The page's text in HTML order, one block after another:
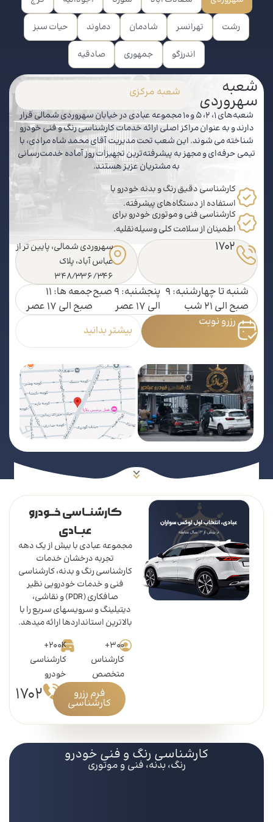
رشت تهرانسر شادمان دماوند حیات سبز
اندرزگو جمهوری صادقیه
شعبه
سهروردی شعبه مرکزی
شعبه‌های 1، 2، 5 و 10 مجموعه عبادی در خیابان سهروردی شمالی قرار
دارند و به عنوان مراکز اصلی ارائه خدمات کارشناسی رنگ و فنی خودرو
شناخته می شوند. این شعب تحت مدیریت آقای محمد شاه مرادی، با
تیمی حرفه‌ای و مجهز به پیشرفته‌ترین تجهیزات روز آماده خدمت‌رسانی
به مشتریان عزیز هستند.
کارشناسی دقیق رنگ و بدنه خودرو با
استفاده از دستگاه‌های پیشرفته.
کارشناسی فنی و موتوری خودرو برای
اطمینان از سلامت کلی وسیله‌نقلیه.
1702
سهروردی شمالی، پایین تر از
عباس آباد، پلاک
348/336/346
شنبه تا چهارشنبه: 9
صبح الی 21 شب
پنجشنبه: 9 صبح
الی 17 عصر
جمعه ها: 11
صبح الی 17 عصر
رزرو نوبت
بیشتر بدانید
کارشنــاسی خــودرو
عبــادی
مجموعه عبادی با بیش از یک دهه
تجربه درخشان خدمات
کارشناسی رنگ و بدنه، کارشناسی
فنی و خدمات خودرویی نظیر
صافکاری (PDR) و نقاشی،
دیتیلینگ و سرویسهای سریع را با
بالاترین استانداردها ارائه میدهد.
300+
کارشناس
متخصص
200K+
کارشناسی
خودرو
1702 فرم رزرو
کارشناسی
کارشناسی رنگ و فنی خودرو
رنگ، بدنه، فنی و موتوری